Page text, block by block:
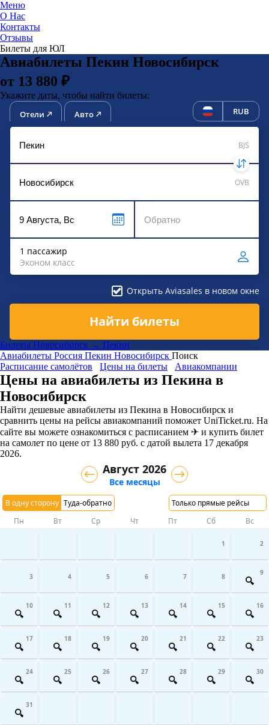
Меню
О Нас
Контакты
Отзывы
Билеты для ЮЛ
Авиабилеты Пекин Новосибирск
от 13 880 ₽
Укажите даты, чтобы найти билеты:
Отели Авто RUB
BJS
OVB
1 пассажир
Эконом класс
Открыть Aviasales в новом окне
Найти билеты
Билеты Новосибирск → Пекин
Авиабилеты Россия Пекин Новосибирск Поиск
Расписание самолётов
Цены на билеты Авиакомпании
Цены на авиабилеты из Пекина в
Новосибирск
Найти дешевые авиабилеты из Пекина в Новосибирск и
сравнить цены на рейсы авиакомпаний поможет UniTicket.ru. На
сайте вы можете ознакомиться с расписанием ✈ и купить билет
на самолет по цене от 13 880 руб. с датой вылета 17 декабря
2026.
В одну сторону Туда-обратно Только прямые рейсы
Август 2026
Все месяцы
Пн Вт Ср Чт Пт Сб Вс
1 2
3 4 5 6 7 8 9
10 11 12 13 14 15 16
17 18 19 20 21 22 23
24 25 26 27 28 29 30
31